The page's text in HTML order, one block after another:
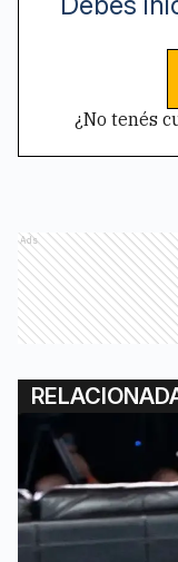
¿No tenés
Ads